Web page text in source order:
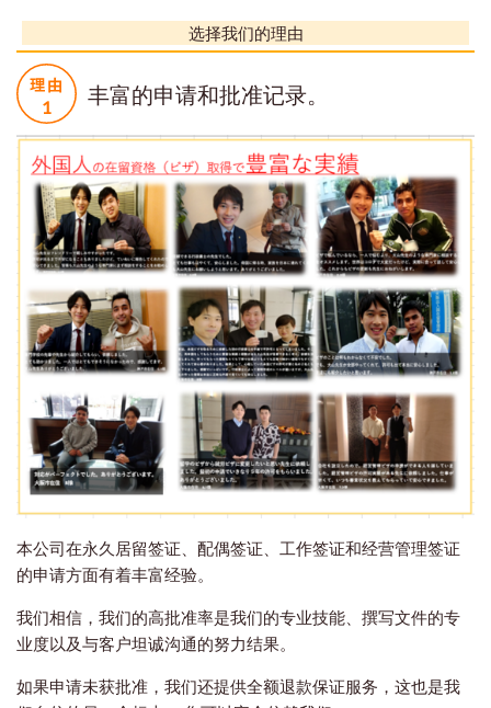
选择我们的理由
丰富的申请和批准记录。
本公司在永久居留签证、配偶签证、工作签证和经营管理签证
的申请方面有着丰富经验。
我们相信，我们的高批准率是我们的专业技能、撰写文件的专
业度以及与客户坦诚沟通的努力结果。
如果申请未获批准，我们还提供全额退款保证服务，这也是我